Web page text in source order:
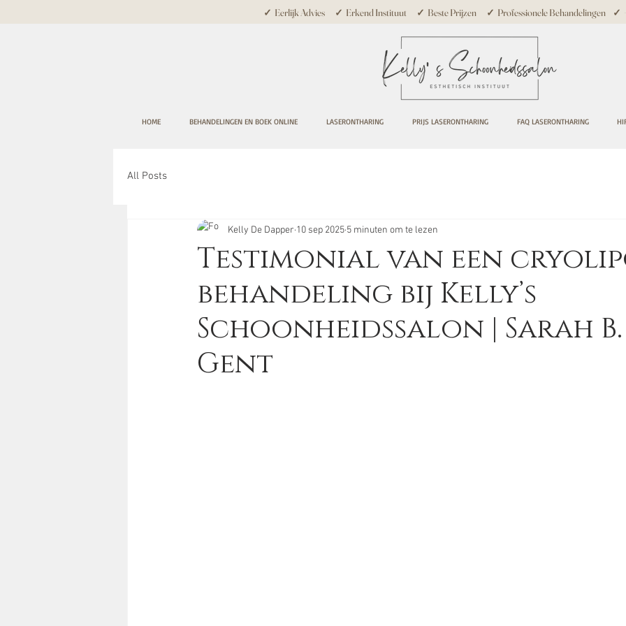
✓ Eerlijk Advies ✓ Erkend Instituut ✓ Beste Prijzen ✓ Professionele Behandelingen ✓
HOME BEHANDELINGEN EN BOEK ONLINE LASERONTHARING PRIJS LASERONTHARING FAQ LASERONTHARING
All Posts
Testimonial van een
behandeling bij Kelly’s
Schoonheidssalon | Sarah
Gent
Kelly De Dapper 10 sep 2025 5 minuten om te lezen